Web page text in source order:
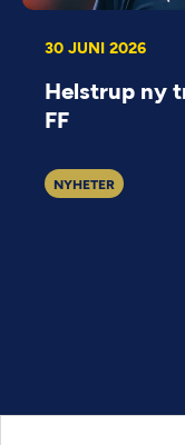
30 JUNI 2026
Helstrup ny
FF
NYHETER